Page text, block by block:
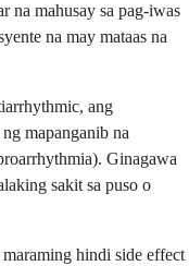
na mahusay sa pag-iwas
na may mataas na
ang
mapanganib na
Ginagawa
sakit sa puso o
hindi side effect